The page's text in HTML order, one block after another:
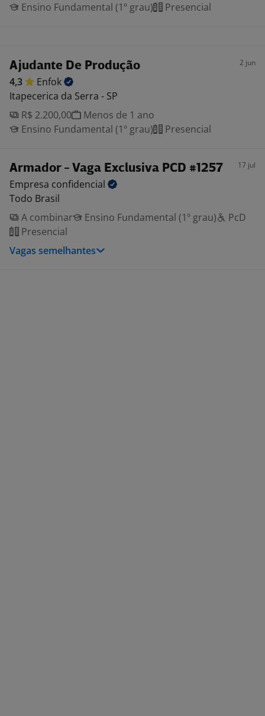
Ensino Fundamental (1º grau)
Presencial
Ajudante De Produção 2 jun
4,3
Enfok
Itapecerica da Serra - SP
R$ 2.200,00
Menos de 1 ano
Ensino Fundamental (1º grau)
Presencial
Armador - Vaga Exclusiva PCD #1257 17 jul
Empresa confidencial
Todo Brasil
A combinar
Ensino Fundamental (1º grau)
PcD
Presencial
Vagas semelhantes